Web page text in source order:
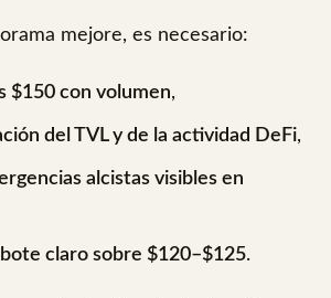
mejore, es necesario:
$150 con volumen,
del TVL y de la actividad DeFi,
alcistas visibles en
claro sobre $120–$125.